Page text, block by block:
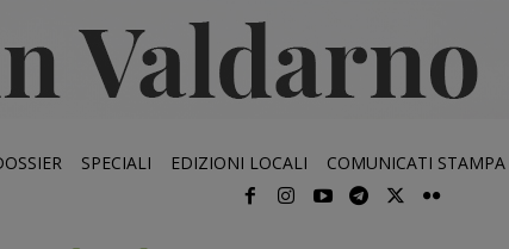
SPECIALI EDIZIONI LOCALI COMUNICATI STAMPA